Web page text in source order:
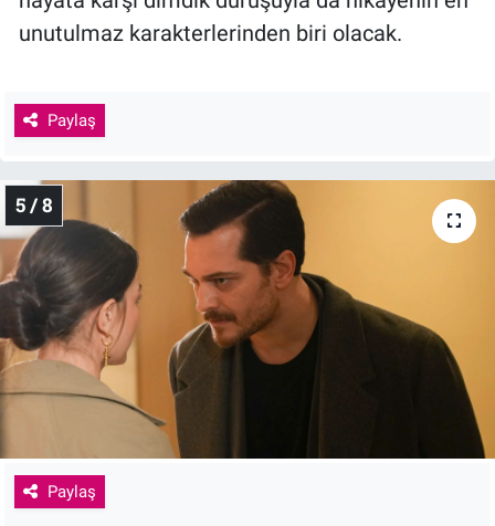
unutulmaz karakterlerinden biri olacak.
Paylaş
5 / 8
Paylaş